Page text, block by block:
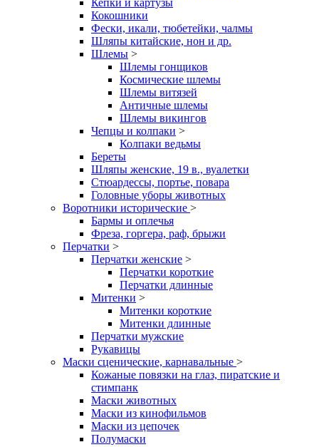
Кокошники
Фески, икали, тюбетейки, чалмы
Шляпы китайские, нон и др.
Шлемы >
Шлемы гонщиков
Космические шлемы
Шлемы витязей
Античные шлемы
Шлемы викингов
Чепцы и колпаки >
Колпаки ведьмы
Береты
Шляпы женские, 19 в., вуалетки
Стюардессы, портье, повара
Головные уборы животных
Воротники исторические >
Бармы и оплечья
Фреза, горгера, раф, брыжи
Перчатки >
Перчатки женские >
Перчатки короткие
Перчатки длинные
Митенки >
Митенки короткие
Митенки длинные
Перчатки мужские
Рукавицы
Маски сценические, карнавальные >
Кожаные повязки на глаз, пиратские и
стимпанк
Маски животных
Маски из кинофильмов
Маски из цепочек
Полумаски